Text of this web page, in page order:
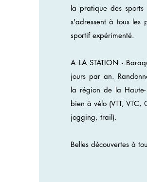
la pratique des
s'adressent à tous les
sportif expérimenté.
A LA STATION -
jours par an.
la région de la Haute-
bien à vélo (VTT,
jogging, trail).
Belles découvertes à